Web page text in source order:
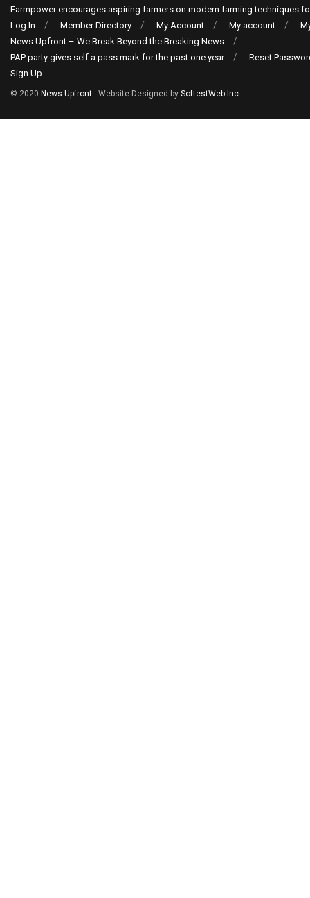
Farmpower encourages aspiring farmers on modern farming techniques
Log In
Member Directory My Account My account
News Upfront – We Break Beyond the Breaking News
PAP party gives self a pass mark for the past one year
Reset
Sign Up
© 2020 News Upfront - Website Designed by SoftestWeb Inc.